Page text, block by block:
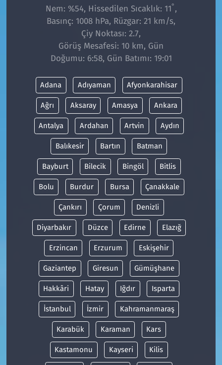
Nem: %54, Hissedilen Sıcaklık: 11° ,
Basınç: 1008 hPa, Rüzgar: 21 km/s,
Çiy Noktası: 2.7,
Görüş Mesafesi: 10 km, Gün
Doğumu: 6:58, Gün Batımı: 19:01
Adana Adıyaman Afyonkarahisar
Ağrı Aksaray Amasya Ankara
Antalya Ardahan Artvin Aydın
Balıkesir Bartın Batman
Bayburt Bilecik Bingöl Bitlis
Bolu Burdur Bursa Çanakkale
Çankırı Çorum Denizli
Diyarbakır Düzce Edirne Elazığ
Erzincan Erzurum Eskişehir
Gaziantep Giresun Gümüşhane
Hakkâri Hatay Iğdır Isparta
İstanbul İzmir Kahramanmaraş
Karabük Karaman Kars
Kastamonu Kayseri Kilis